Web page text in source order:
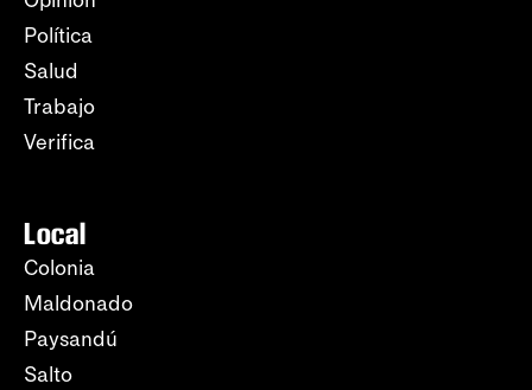
Política
Salud
Trabajo
Verifica
Local
Colonia
Maldonado
Paysandú
Salto